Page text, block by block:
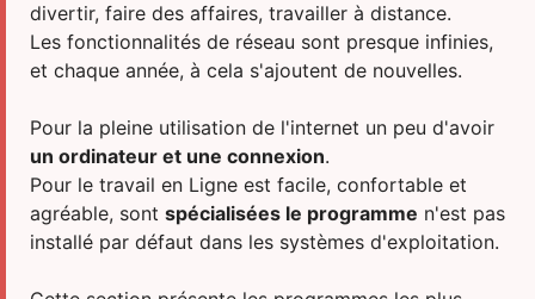
FORFAITS DE BUREAU
PROGRAMMES BUREAUTIQUES
TRAVAILLER AVEC PDF
DIVERTISSEMENT
DÉVELOPPEMENT DU SITE WEB
MICROSOFT
MOBISYSTEMS
PRO32
SETANTA SPORTS
SKYDNS
divertir, faire des affaires, travailler à distance.
Les fonctionnalités de réseau sont presque infinies,
et chaque année, à cela s'ajoutent de nouvelles.
Pour la pleine utilisation de l'internet un peu d'avoir
un ordinateur et une connexion.
Pour le travail en Ligne est facile, confortable et
agréable, sont spécialisées le programme n'est pas
installé par défaut dans les systèmes d'exploitation.